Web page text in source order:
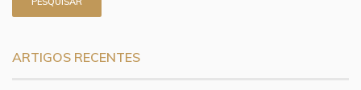
ARTIGOS RECENTES